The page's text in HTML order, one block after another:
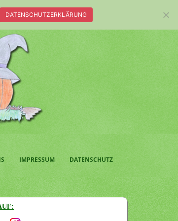
IMPRESSUM DATENSCHUTZ
DATENSCHUTZERKLÄRUNG